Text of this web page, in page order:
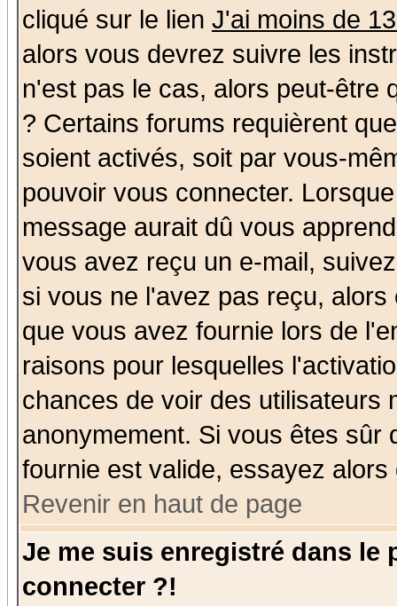
cliqué sur le lien J'ai moins de
alors vous devrez suivre les
n'est pas le cas, alors peut-être
? Certains forums requièrent
soient activés, soit par vous-
pouvoir vous connecter.
message aurait dû vous
vous avez reçu un e-mail,
si vous ne l'avez pas reçu,
que vous avez fournie lors de
raisons pour lesquelles
chances de voir des utilisateurs
anonymement. Si vous êtes sûr
fournie est valide, essayez
Revenir en haut de page
Je me suis enregistré dans le
connecter ?!